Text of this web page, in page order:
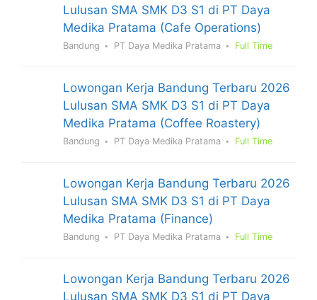
Lulusan SMA SMK D3 S1 di PT Daya
Medika Pratama (Cafe Operations)
Bandung PT Daya Medika Pratama Full Time
Lowongan Kerja Bandung Terbaru 2026
Lulusan SMA SMK D3 S1 di PT Daya
Medika Pratama (Coffee Roastery)
Bandung PT Daya Medika Pratama Full Time
Lowongan Kerja Bandung Terbaru 2026
Lulusan SMA SMK D3 S1 di PT Daya
Medika Pratama (Finance)
Bandung PT Daya Medika Pratama Full Time
Lowongan Kerja Bandung Terbaru 2026
Lulusan SMA SMK D3 S1 di PT Daya